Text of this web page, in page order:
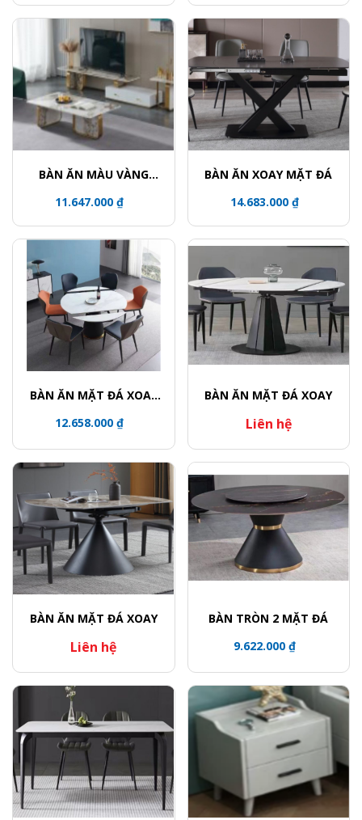
BÀN ĂN MÀU VÀNG
11.647.000 ₫
BÀN ĂN XOAY MẶT ĐÁ
14.683.000 ₫
BÀN ĂN MẶT ĐÁ XOAY
TRỤ VIỀN VÀNG
12.658.000 ₫
BÀN ĂN MẶT ĐÁ XOAY
Liên hệ
BÀN ĂN MẶT ĐÁ XOAY
Liên hệ
BÀN TRÒN 2 MẶT ĐÁ
9.622.000 ₫